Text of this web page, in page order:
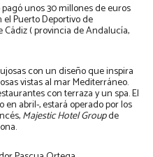
unos 30 millones de euros
Puerto Deportivo de
( provincia de Andalucía,
con un diseño que inspira
vistas al mar Mediterráneo.
con terraza y un spa. El
abril-, estará operado por los
Majestic Hotel Groupde